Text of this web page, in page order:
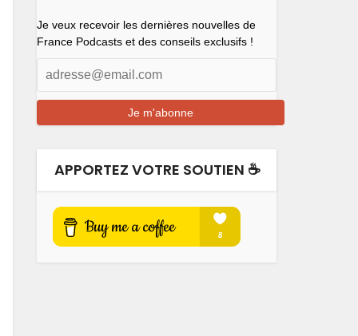
Je veux recevoir les dernières nouvelles de
France Podcasts et des conseils exclusifs !
APPORTEZ VOTRE SOUTIEN ☕️